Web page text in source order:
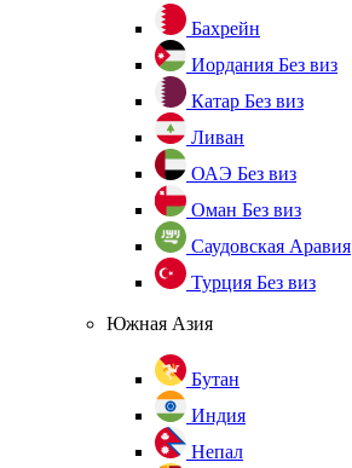
Бахрейн
Иордания Без виз
Катар Без виз
Ливан
ОАЭ Без виз
Оман Без виз
Саудовская Аравия
Турция Без виз
Южная Азия
Бутан
Индия
Непал